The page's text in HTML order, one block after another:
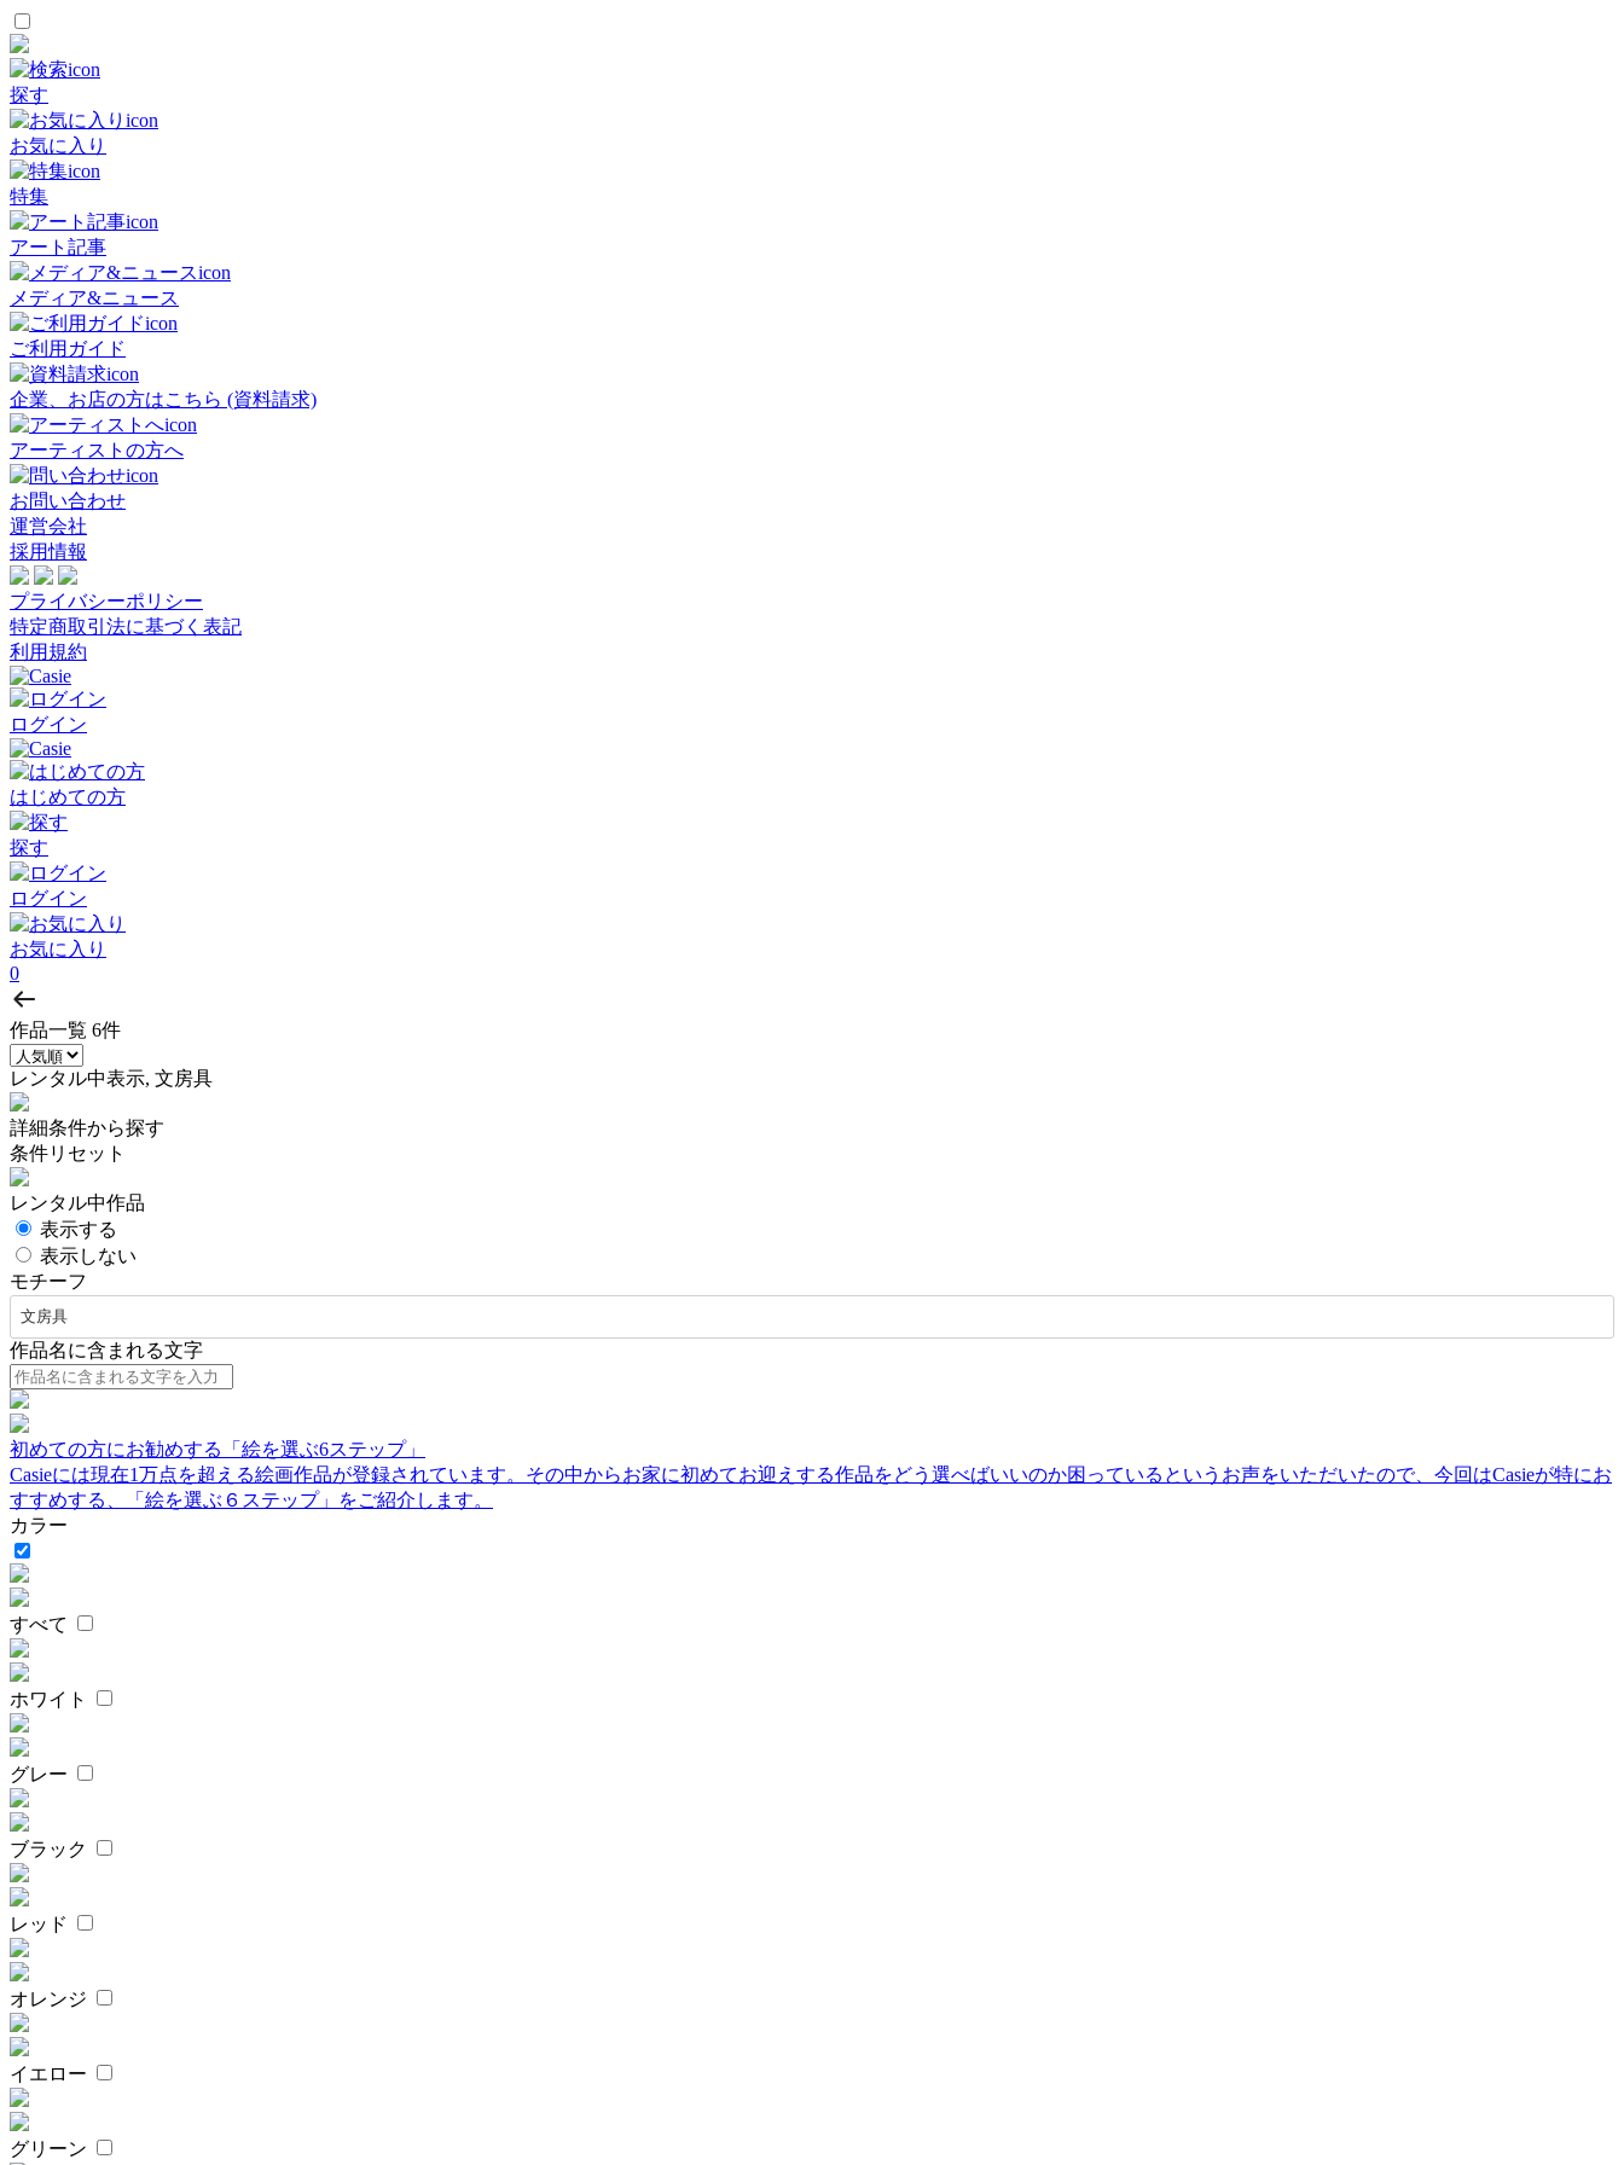
探す
お気に入り
特集
アート記事
メディア&ニュース
ご利用ガイド
企業、お店の方はこちら (資料請求)
アーティストの方へ
お問い合わせ
運営会社
採用情報
プライバシーポリシー
特定商取引法に基づく表記
利用規約
ログイン
はじめての方
探す
ログイン
お気に入り
0
作品一覧 6件
レンタル中表示, 文房具
詳細条件から探す
条件リセット
レンタル中作品
表示する
表示しない
モチーフ
文房具
作品名に含まれる文字
初めての方にお勧めする「絵を選ぶ6ステップ」
Casieには現在1万点を超える絵画作品が登録されています。その中からお家に初めてお迎えする作品をどう選べばいいのか困っているというお声をいただいたので、今回はCasieが特にお
すすめする、「絵を選ぶ６ステップ」をご紹介します。
カラー
すべて
ホワイト
グレー
ブラック
レッド
オレンジ
イエロー
グリーン